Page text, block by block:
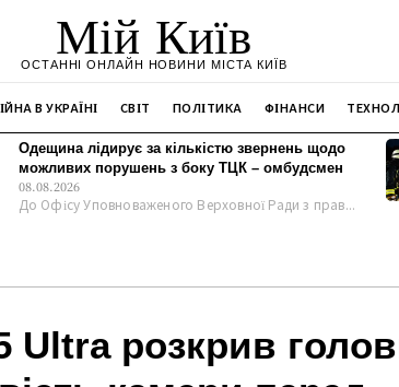
Мій Київ
ОСТАННІ ОНЛАЙН НОВИНИ МІСТА КИЇВ
В УКРАЇНІ СВІТ ПОЛІТИКА ФІНАНСИ
Одещина лідирує за кількістю звернень щодо
можливих порушень з боку ТЦК – омбудсмен
08.08.2026
До Офісу Уповноваженого Верховної Ради з прав...
Ultra розкрив